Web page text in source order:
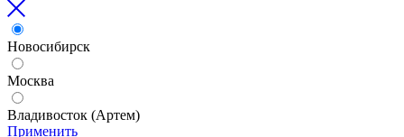
Новосибирск
Москва
Владивосток (Артем)
Применить